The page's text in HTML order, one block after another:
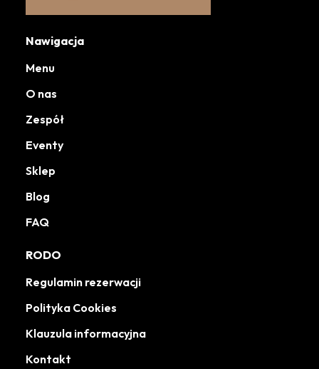
Nawigacja
Menu
O nas
Zespół
Eventy
Sklep
Blog
FAQ
RODO
Regulamin rezerwacji
Polityka Cookies
Klauzula informacyjna
Kontakt